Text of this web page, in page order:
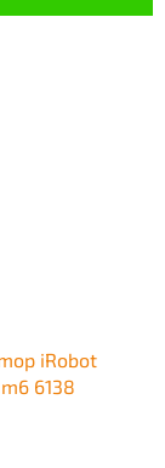
iRobot
6138